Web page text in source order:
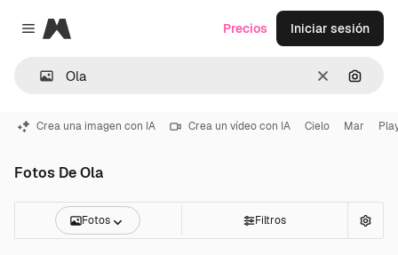
Close menu
Magnific
Borrar
Precios Iniciar sesión
Crea una imagen con IA Crea un vídeo con IA Cielo Mar
Fotos De Ola
Fotos Filtros